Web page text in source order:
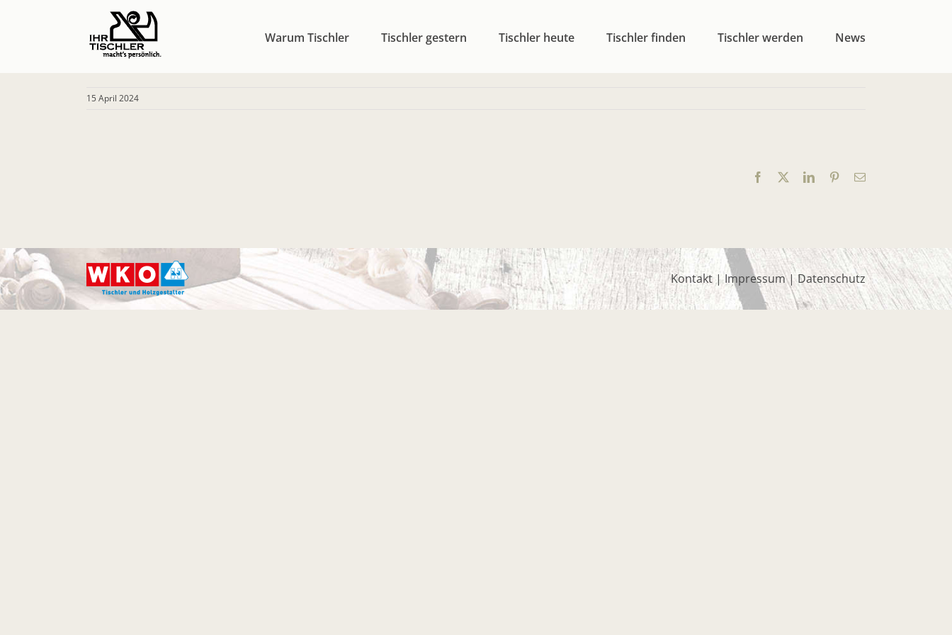
Warum Tischler Tischler gestern Tischler heute Tischler finden Tischler werden News
15 April 2024
Facebook LinkedInPinterest
E-
Kontakt |Impressum|Datenschutz